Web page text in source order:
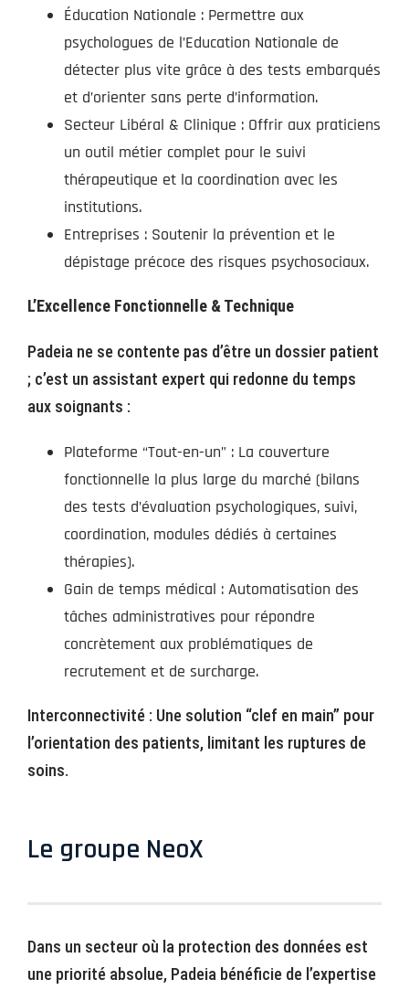
Éducation Nationale : Permettre aux
psychologues de l’Education Nationale de
détecter plus vite grâce à des tests embarqués
et d’orienter sans perte d’information.
Secteur Libéral & Clinique : Offrir aux praticiens
un outil métier complet pour le suivi
thérapeutique et la coordination avec les
institutions.
Entreprises : Soutenir la prévention et le
dépistage précoce des risques psychosociaux.
L’Excellence Fonctionnelle & Technique
Padeia ne se contente pas d’être un dossier patient
; c’est un assistant expert qui redonne du temps
aux soignants :
Plateforme “Tout-en-un” : La couverture
fonctionnelle la plus large du marché (bilans
des tests d’évaluation psychologiques, suivi,
coordination, modules dédiés à certaines
thérapies).
Gain de temps médical : Automatisation des
tâches administratives pour répondre
concrètement aux problématiques de
recrutement et de surcharge.
Interconnectivité : Une solution “clef en main” pour
l’orientation des patients, limitant les ruptures de
soins.
Le groupe NeoX
Dans un secteur où la protection des données est
une priorité absolue, Padeia bénéficie de l’expertise